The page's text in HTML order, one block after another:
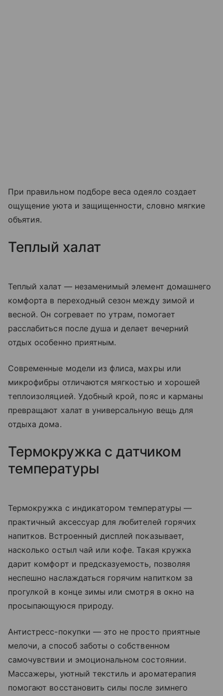
При правильном подборе веса одеяло создает
ощущение уюта и защищенности, словно мягкие
объятия.
Теплый халат
Теплый халат — незаменимый элемент домашнего
комфорта в переходный сезон между зимой и
весной. Он согревает по утрам, помогает
расслабиться после душа и делает вечерний
отдых особенно приятным.
Современные модели из флиса, махры или
микрофибры отличаются мягкостью и хорошей
теплоизоляцией. Удобный крой, пояс и карманы
превращают халат в универсальную вещь для
отдыха дома.
Термокружка с датчиком
температуры
Термокружка с индикатором температуры —
практичный аксессуар для любителей горячих
напитков. Встроенный дисплей показывает,
насколько остыл чай или кофе. Такая кружка
дарит комфорт и предсказуемость, позволяя
неспешно наслаждаться горячим напитком за
прогулкой в конце зимы или смотря в окно на
просыпающуюся природу.
Антистресс-покупки — это не просто приятные
мелочи, а способ заботы о собственном
самочувствии и эмоциональном состоянии.
Массажеры, уютный текстиль и ароматерапия
помогают восстановить силы после зимнего